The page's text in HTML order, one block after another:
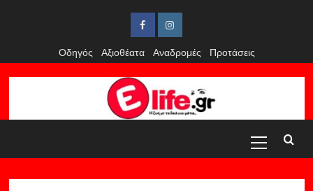
FacebookInstagram
Οδηγός
Αξιοθέατα Αναδρομές Προτάσεις
Menu